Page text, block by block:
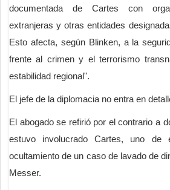
documentada de Cartes con
extranjeras y otras entidades
Esto afecta, según Blinken, a la
frente al crimen y el terrorismo
estabilidad regional".
El jefe de la diplomacia no entra en
El abogado se refirió por el contrario a
estuvo involucrado Cartes, uno de
ocultamiento de un caso de lavado de
Messer.